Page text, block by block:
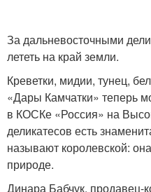
За дальневосточными
лететь на край земли.
Креветки, мидии, тунец,
«Дары Камчатки» теперь
в КОСКе «Россия» на
деликатесов есть
называют королевской:
природе.
Динара Бабчук, продавец-